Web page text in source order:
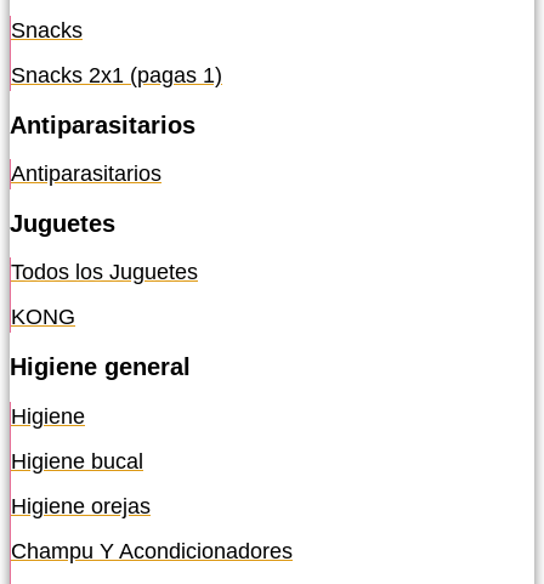
Snacks
Snacks 2x1 (pagas 1)
Antiparasitarios
Antiparasitarios
Juguetes
Todos los Juguetes
KONG
Higiene general
Higiene
Higiene bucal
Higiene orejas
Champu Y Acondicionadores